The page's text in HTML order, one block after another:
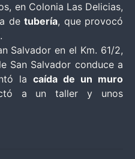
en Colonia Las Delicias,
detubería, que provocó
Salvador en el Km. 61/2,
San Salvador conduce a
la caída de un muro
a un taller y unos